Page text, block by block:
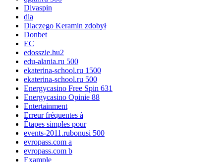
Divaspin
dla
Dlaczego Keramin zdobył
Donbet
EC
edosszie.hu2
edu-alania.ru 500
ekaterina-school.ru 1500
ekaterina-school.ru 500
Energycasino Free Spin 631
Energycasino Opinie 88
Entertainment
Erreur fréquentes à
Étapes simples pour
events-2011.rubonusi 500
evropass.com a
evropass.com b
Example